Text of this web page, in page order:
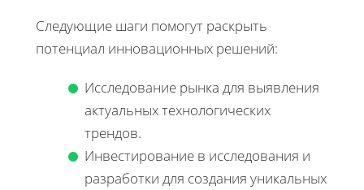
Следующие шаги помогут раскрыть
потенциал инновационных решений:
Исследование рынка для выявления
актуальных технологических
трендов.
Инвестирование в исследования и
разработки для создания уникальных